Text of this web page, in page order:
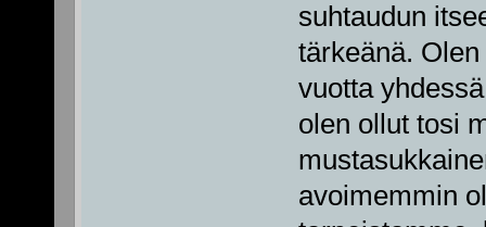
suhtaudun
tärkeänä.
vuotta
olen ollut tosi
avoimemmin